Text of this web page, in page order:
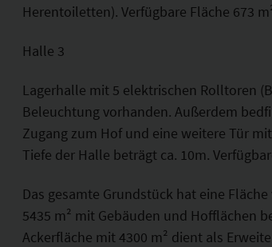
Herentoiletten). Verfügbare Fläche 673
Halle 3
Lagerhalle mit 5 elektrischen Rolltoren
Beleuchtung vorhanden. Außerdem
Zugang zum Hof und eine weitere Tür
Tiefe der Halle beträgt ca. 10m.
Das gesamte Grundstück hat eine
5435 m² mit Gebäuden und Hofflächen
Ackerfläche mit 4300 m² dient als